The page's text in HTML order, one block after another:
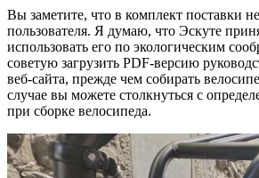
Вы заметите, что в комплект поставки
пользователя. Я думаю, что Эскуте
использовать его по экологическим
советую загрузить PDF-версию
веб-сайта, прежде чем собирать
случае вы можете столкнуться с
при сборке велосипеда.